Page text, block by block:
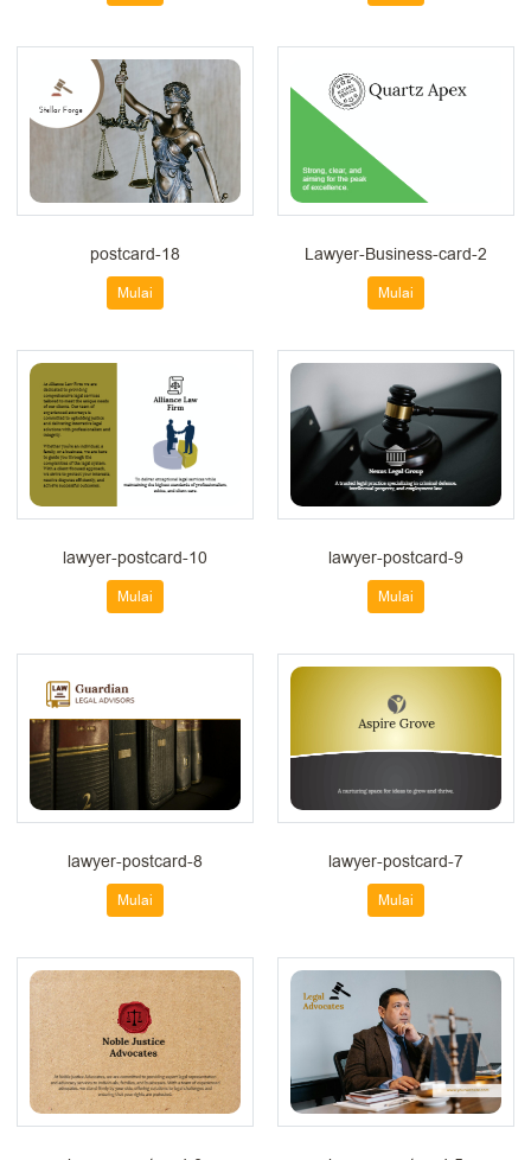
postcard-18
Mulai
Lawyer-Business-card-2
Mulai
lawyer-postcard-10
Mulai
lawyer-postcard-9
Mulai
lawyer-postcard-8
Mulai
lawyer-postcard-7
Mulai